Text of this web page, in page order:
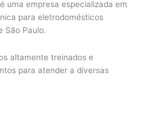
uma empresa especializada em
para eletrodomésticos
São Paulo.
altamente treinados e
para atender a diversas